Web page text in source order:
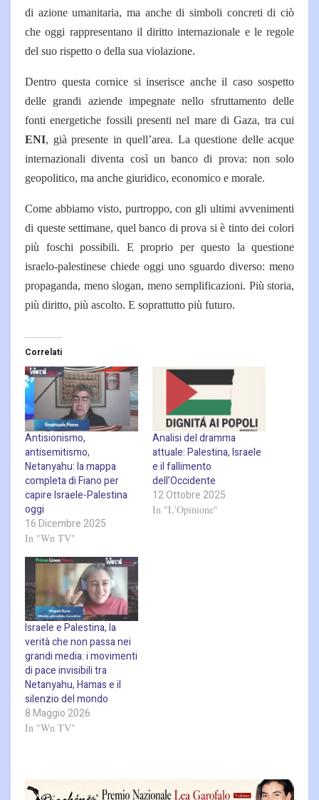
di azione umanitaria, ma anche di simboli concreti di ciò
che oggi rappresentano il diritto internazionale e le regole
del suo rispetto o della sua violazione.
Dentro questa cornice si inserisce anche il caso sospetto
delle grandi aziende impegnate nello sfruttamento delle
fonti energetiche fossili presenti nel mare di Gaza, tra cui
ENI, già presente in quell’area. La questione delle acque
internazionali diventa così un banco di prova: non solo
geopolitico, ma anche giuridico, economico e morale.
Come abbiamo visto, purtroppo, con gli ultimi avvenimenti
di queste settimane, quel banco di prova si è tinto dei colori
più foschi possibili. E proprio per questo la questione
israelo-palestinese chiede oggi uno sguardo diverso: meno
propaganda, meno slogan, meno semplificazioni. Più storia,
più diritto, più ascolto. E soprattutto più futuro.
Correlati
Antisionismo,
antisemitismo,
Netanyahu: la mappa
completa di Fiano per
capire Israele-Palestina
oggi
16 Dicembre 2025
In "Wn TV"
Analisi del dramma
attuale: Palestina, Israele
e il fallimento
dell’Occidente
12 Ottobre 2025
In "L'Opinione"
Israele e Palestina, la
verità che non passa nei
grandi media: i movimenti
di pace invisibili tra
Netanyahu, Hamas e il
silenzio del mondo
8 Maggio 2026
In "Wn TV"